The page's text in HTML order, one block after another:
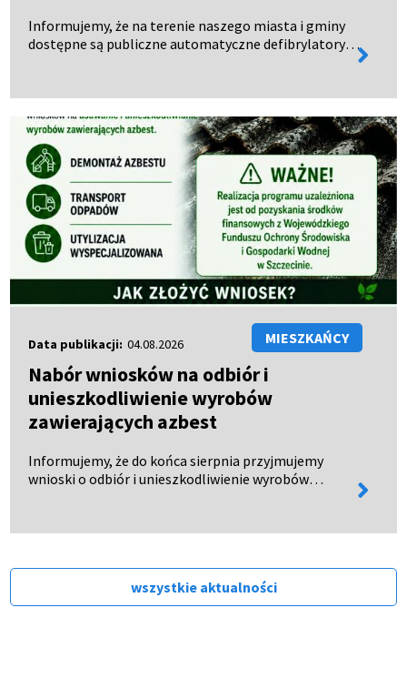
Informujemy, że na terenie naszego miasta i gminy
dostępne są publiczne automatyczne defibrylatory
uratow…
więcej
Data publikacji: 04.08.2026 MIESZKAŃCY
Nabór wniosków na odbiór i
unieszkodliwienie wyrobów
zawierających azbest
Informujemy, że do końca sierpnia przyjmujemy
wnioski o odbiór i unieszkodliwienie wyrobów
strony BIP…
więcej
wszystkie aktualności